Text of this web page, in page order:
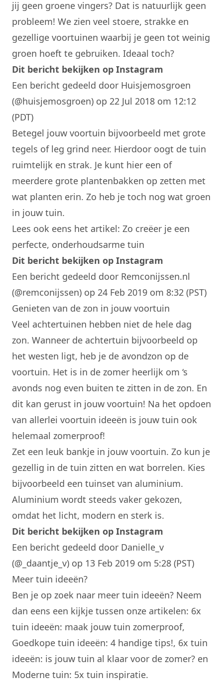
jij geen groene vingers? Dat is natuurlijk geen
probleem! We zien veel stoere, strakke en
gezellige voortuinen waarbij je geen tot weinig
groen hoeft te gebruiken. Ideaal toch?
Dit bericht bekijken op Instagram
Een bericht gedeeld door Huisjemosgroen
(@huisjemosgroen) op 22 Jul 2018 om 12:12
(PDT)
Betegel jouw voortuin bijvoorbeeld met grote
tegels of leg grind neer. Hierdoor oogt de tuin
ruimtelijk en strak. Je kunt hier een of
meerdere grote plantenbakken op zetten met
wat planten erin. Zo heb je toch nog wat groen
in jouw tuin.
Lees ook eens het artikel: Zo creëer je een
perfecte, onderhoudsarme tuin
Dit bericht bekijken op Instagram
Een bericht gedeeld door Remconijssen.nl
(@remconijssen) op 24 Feb 2019 om 8:32 (PST)
Genieten van de zon in jouw voortuin
Veel achtertuinen hebben niet de hele dag
zon. Wanneer de achtertuin bijvoorbeeld op
het westen ligt, heb je de avondzon op de
voortuin. Het is in de zomer heerlijk om ‘s
avonds nog even buiten te zitten in de zon. En
dit kan gerust in jouw voortuin! Na het opdoen
van allerlei voortuin ideeën is jouw tuin ook
helemaal zomerproof!
Zet een leuk bankje in jouw voortuin. Zo kun je
gezellig in de tuin zitten en wat borrelen. Kies
bijvoorbeeld een tuinset van aluminium.
Aluminium wordt steeds vaker gekozen,
omdat het licht, modern en sterk is.
Dit bericht bekijken op Instagram
Een bericht gedeeld door Danielle_v
(@_daantje_v) op 13 Feb 2019 om 5:28 (PST)
Meer tuin ideeën?
Ben je op zoek naar meer tuin ideeën? Neem
dan eens een kijkje tussen onze artikelen: 6x
tuin ideeën: maak jouw tuin zomerproof,
Goedkope tuin ideeën: 4 handige tips!, 6x tuin
ideeën: is jouw tuin al klaar voor de zomer? en
Moderne tuin: 5x tuin inspiratie.